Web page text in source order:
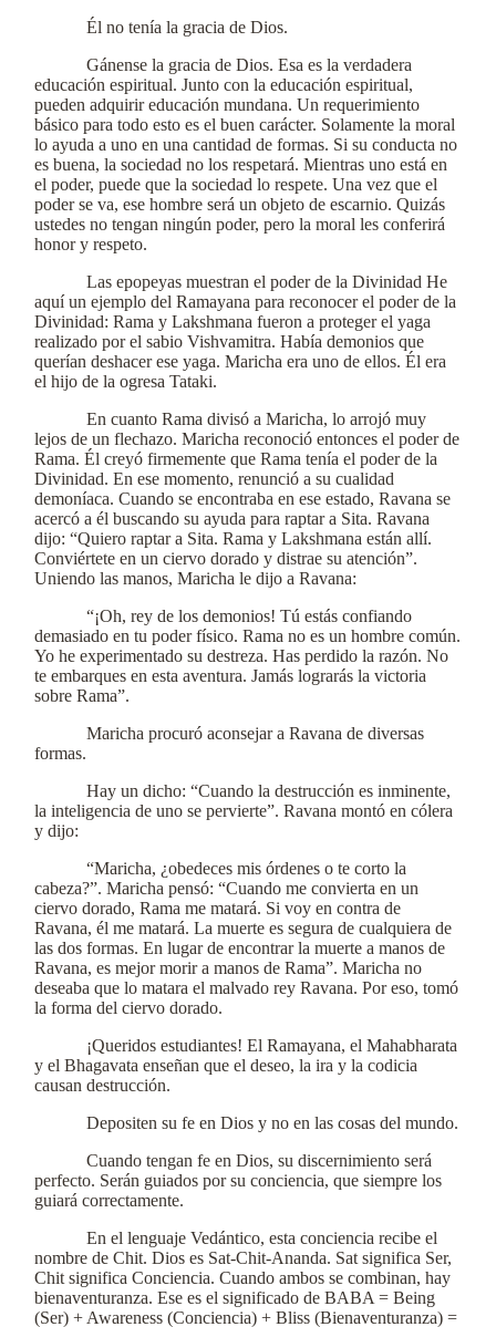
Él no tenía la gracia de Dios.
Gánense la gracia de Dios. Esa es la verdadera
educación espiritual. Junto con la educación espiritual,
pueden adquirir educación mundana. Un requerimiento
básico para todo esto es el buen carácter. Solamente la moral
lo ayuda a uno en una cantidad de formas. Si su conducta no
es buena, la sociedad no los respetará. Mientras uno está en
el poder, puede que la sociedad lo respete. Una vez que el
poder se va, ese hombre será un objeto de escarnio. Quizás
ustedes no tengan ningún poder, pero la moral les conferirá
honor y respeto.
Las epopeyas muestran el poder de la Divinidad He
aquí un ejemplo del Ramayana para reconocer el poder de la
Divinidad: Rama y Lakshmana fueron a proteger el yaga
realizado por el sabio Vishvamitra. Había demonios que
querían deshacer ese yaga. Maricha era uno de ellos. Él era
el hijo de la ogresa Tataki.
En cuanto Rama divisó a Maricha, lo arrojó muy
lejos de un flechazo. Maricha reconoció entonces el poder de
Rama. Él creyó firmemente que Rama tenía el poder de la
Divinidad. En ese momento, renunció a su cualidad
demoníaca. Cuando se encontraba en ese estado, Ravana se
acercó a él buscando su ayuda para raptar a Sita. Ravana
dijo: “Quiero raptar a Sita. Rama y Lakshmana están allí.
Conviértete en un ciervo dorado y distrae su atención”.
Uniendo las manos, Maricha le dijo a Ravana:
“¡Oh, rey de los demonios! Tú estás confiando
demasiado en tu poder físico. Rama no es un hombre común.
Yo he experimentado su destreza. Has perdido la razón. No
te embarques en esta aventura. Jamás lograrás la victoria
sobre Rama”.
Maricha procuró aconsejar a Ravana de diversas
formas.
Hay un dicho: “Cuando la destrucción es inminente,
la inteligencia de uno se pervierte”. Ravana montó en cólera
y dijo:
“Maricha, ¿obedeces mis órdenes o te corto la
cabeza?”. Maricha pensó: “Cuando me convierta en un
ciervo dorado, Rama me matará. Si voy en contra de
Ravana, él me matará. La muerte es segura de cualquiera de
las dos formas. En lugar de encontrar la muerte a manos de
Ravana, es mejor morir a manos de Rama”. Maricha no
deseaba que lo matara el malvado rey Ravana. Por eso, tomó
la forma del ciervo dorado.
¡Queridos estudiantes! El Ramayana, el Mahabharata
y el Bhagavata enseñan que el deseo, la ira y la codicia
causan destrucción.
Depositen su fe en Dios y no en las cosas del mundo.
Cuando tengan fe en Dios, su discernimiento será
perfecto. Serán guiados por su conciencia, que siempre los
guiará correctamente.
En el lenguaje Vedántico, esta conciencia recibe el
nombre de Chit. Dios es Sat-Chit-Ananda. Sat significa Ser,
Chit significa Conciencia. Cuando ambos se combinan, hay
bienaventuranza. Ese es el significado de BABA = Being
(Ser) + Awareness (Conciencia) + Bliss (Bienaventuranza) =